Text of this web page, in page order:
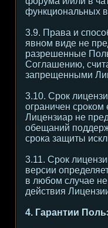
функциональных
3.9. Права и
явном виде не
разрешенные
Соглашению,
запрещенными
3.10. Срок
ограничен
Лицензиар не
обещаний
срока защиты
3.11. Срок
версии
в любом случае
действия
4. Гарантии